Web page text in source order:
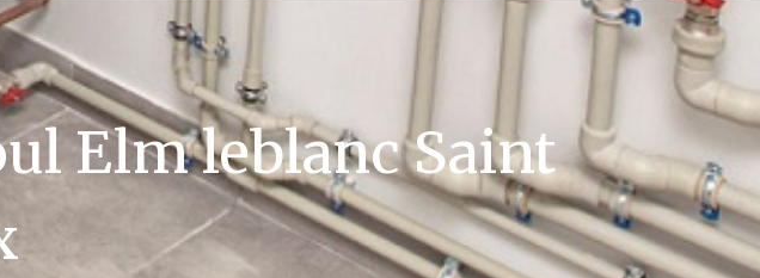
Elm leblanc Saint